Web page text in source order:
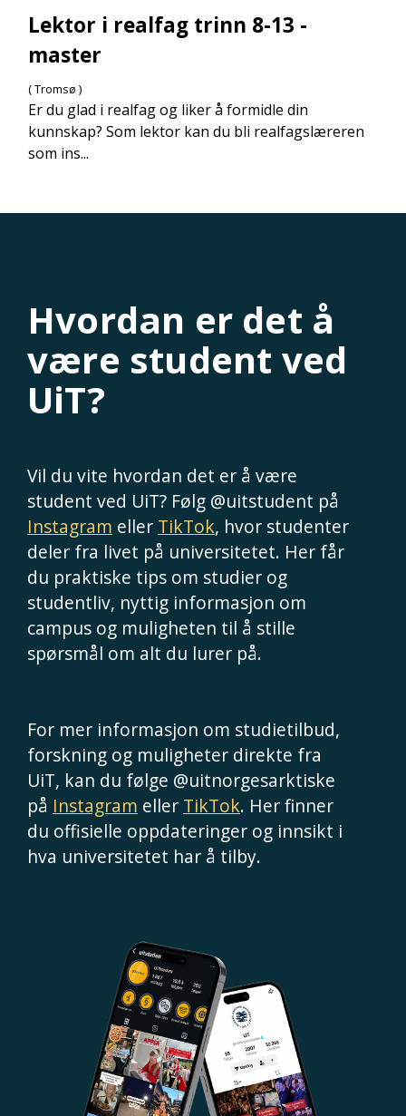
Lektor i realfag trinn 8-13 -
master
( Tromsø )
Er du glad i realfag og liker å formidle din
kunnskap? Som lektor kan du bli realfagslæreren
som ins...
Hvordan er det å
være student ved
UiT?
Vil du vite hvordan det er å være
student ved UiT? Følg @uitstudent på
Instagram eller TikTok, hvor studenter
deler fra livet på universitetet. Her får
du praktiske tips om studier og
studentliv, nyttig informasjon om
campus og muligheten til å stille
spørsmål om alt du lurer på.
For mer informasjon om studietilbud,
forskning og muligheter direkte fra
UiT, kan du følge @uitnorgesarktiske
på Instagram eller TikTok. Her finner
du offisielle oppdateringer og innsikt i
hva universitetet har å tilby.